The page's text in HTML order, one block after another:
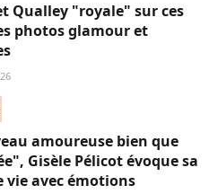
Qualley "royale" sur ces
photos glamour et
amoureuse bien que
Gisèle Pélicot évoque sa
vie avec émotions